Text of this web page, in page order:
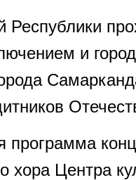
и
программа
хора Центра